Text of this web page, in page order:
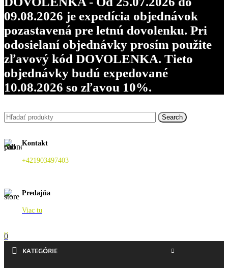
09.08.2026 je expedícia objednávok
pozastavená pre letnú dovolenku. Pri
odosielaní objednávky prosím použite
zľavový kód DOVOLENKA. Tieto
objednávky budú expedované
10.08.2026 so zľavou 10%.
Search
Kontakt
+421903497403
Predajňa
Viac tu
0
KATEGÓRIE